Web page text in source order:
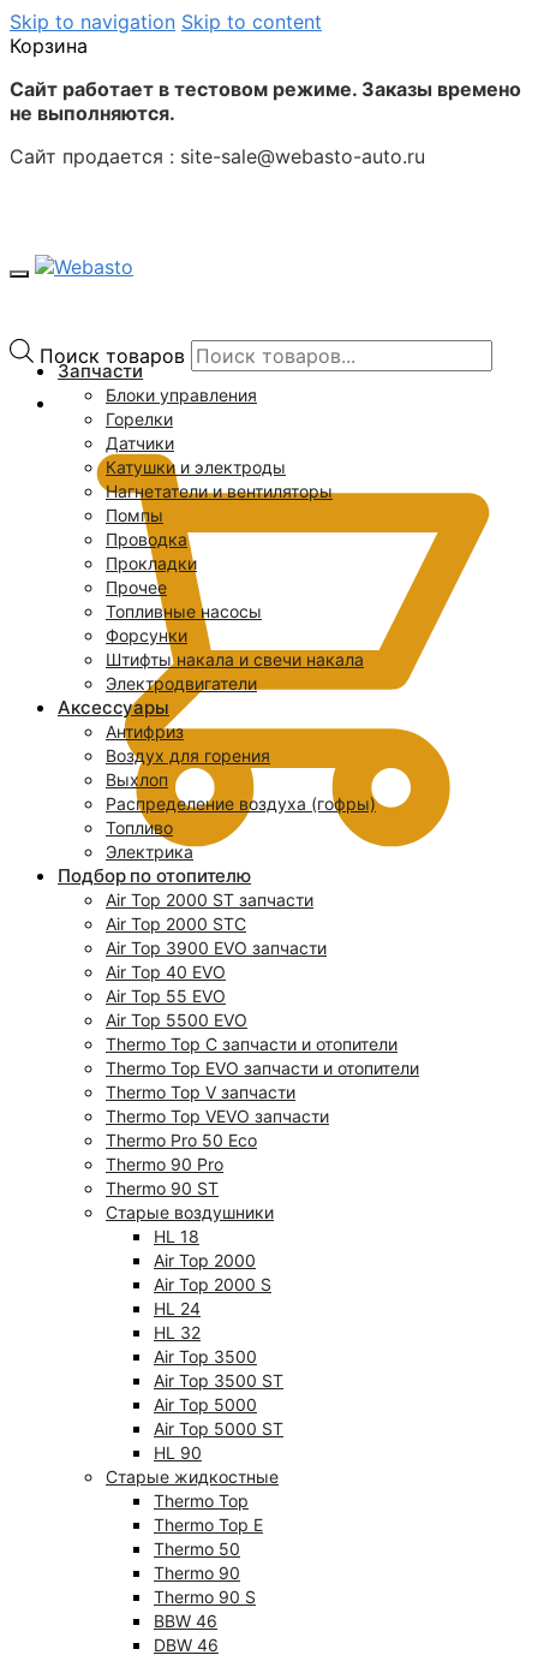
Skip to navigation Skip to content
Корзина
Сайт работает в тестовом режиме. Заказы времено
не выполняются.
Сайт продается : site-sale@webasto-auto.ru
Поиск товаров
Запчасти
Блоки управления
Горелки
Датчики
Катушки и электроды
Нагнетатели и вентиляторы
Помпы
Проводка
Прокладки
Прочее
Топливные насосы
Форсунки
Штифты накала и свечи накала
Электродвигатели
Аксессуары
Антифриз
Воздух для горения
Выхлоп
Распределение воздуха (гофры)
Топливо
Электрика
Подбор по отопителю
Air Top 2000 ST запчасти
Air Top 2000 STC
Air Top 3900 EVO запчасти
Air Top 40 EVO
Air Top 55 EVO
Air Top 5500 EVO
Thermo Top C запчасти и отопители
Thermo Top EVO запчасти и отопители
Thermo Top V запчасти
Thermo Top VEVO запчасти
Thermo Pro 50 Eco
Thermo 90 Pro
Thermo 90 ST
Старые воздушники
HL 18
Air Top 2000
Air Top 2000 S
HL 24
HL 32
Air Top 3500
Air Top 3500 ST
Air Top 5000
Air Top 5000 ST
HL 90
Старые жидкостные
Thermo Top
Thermo Top E
Thermo 50
Thermo 90
Thermo 90 S
BBW 46
DBW 46